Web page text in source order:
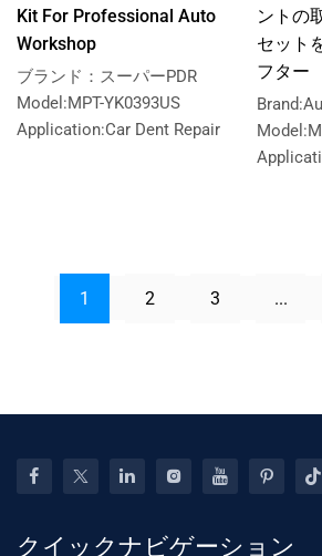
Kit For Professional Auto
Workshop
ブランド：スーパーPDR
Model:MPT-YK0393US
Application:Car Dent Repair
ントの
セット
フター
1 2 3 ...
クイックナビゲーション